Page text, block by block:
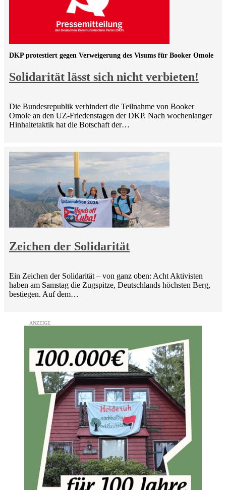
Solidarität lässt sich nicht verbieten!
DKP protestiert gegen Verweigerung des Visums für Booker Omole
Die Bundesrepublik verhindert die Teilnahme von Booker
Omole an den UZ-Friedenstagen der DKP. Nach wochenlanger
Hinhaltetaktik hat die Botschaft der…
Zeichen der Solidarität
Ein Zeichen der Solidarität – von ganz oben: Acht Aktivisten
haben am Samstag die Zugspitze, Deutschlands höchsten Berg,
bestiegen. Auf dem…